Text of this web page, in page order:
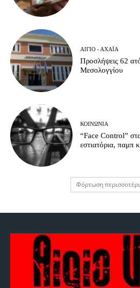
ΑΊΓΙΟ - ΑΧΑΪ́Α
Προσλήψεις 62
Μεσολογγίου
ΚΟΙΝΩΝΊΑ
“Face Control”
εστιατόρια, παμπ
Φόρτωση